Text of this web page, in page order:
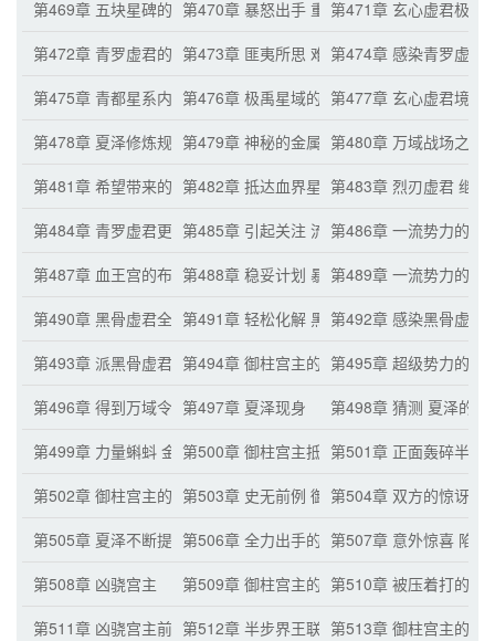
第469章 五块星碑的自爆第470章 暴怒出手 重创霸星虚君第471章 玄心虚君极限
第472章 青罗虚君的全力一搏 最强一击
第473章 匪夷所思 难以置信第474章 感染青罗虚君
第475章 青都星系内万御归一布置完成
第476章 极禹星域的超级势力第477章 玄心虚君境界
第478章 夏泽修炼规则之源的速度第479章 神秘的金属碎片 血王宫黑骨虚君
第480章 万域战场之中
第481章 希望带来的疯狂第482章 抵达血界星系第483章 烈刃虚君 继续
第484章 青罗虚君更强大的天赋潜力
第485章 引起关注 流言猜测第486章 一流势力的炮
第487章 血王宫的布置第488章 稳妥计划 暴露后的应对第489章 一流势力的猜
第490章 黑骨虚君全力以赴第491章 轻松化解 黑骨虚君的绝境
第492章 感染黑骨虚君
第493章 派黑骨虚君取万域令牌第494章 御柱宫主的问话第495章 超级势力的定
第496章 得到万域令牌第497章 夏泽现身
第498章 猜测 夏泽的新
第499章 力量蝌蚪 金色印章第500章 御柱宫主抵达第501章 正面轰碎半步
第502章 御柱宫主的猜测 爆发百万规则之源
第503章 史无前例 御柱宫主的贪婪
第504章 双方的惊讶
第505章 夏泽不断提升的实力第506章 全力出手的御柱宫主第507章 意外惊喜 陷阱
第508章 凶骁宫主
第509章 御柱宫主的愤怒憋屈第510章 被压着打的御
第511章 凶骁宫主前来 破绽第512章 半步界王联手 势均力敌第513章 御柱宫主的禁